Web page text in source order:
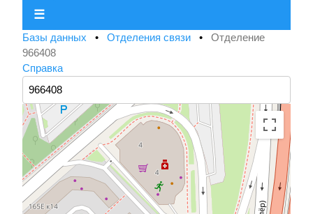
☰
Базы данных • Отделения связи • Отделение
966408
Справка